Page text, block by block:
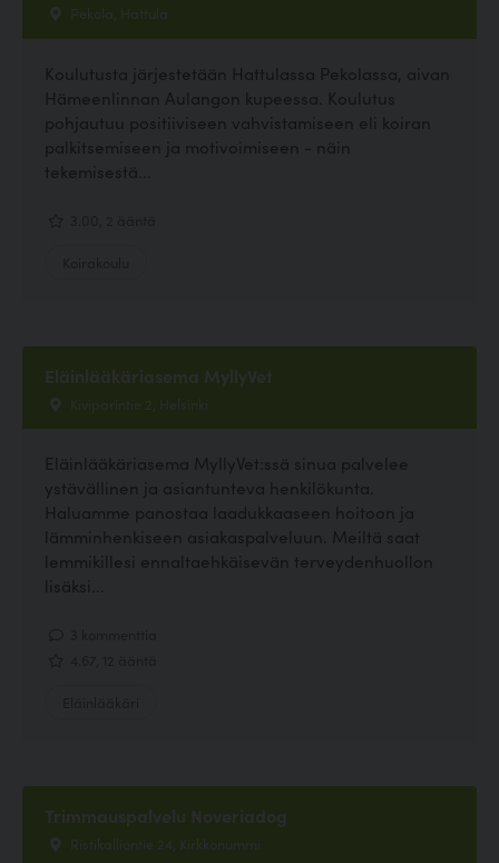
Pekola, Hattula
Koulutusta järjestetään Hattulassa Pekolassa, aivan
Hämeenlinnan Aulangon kupeessa. Koulutus
pohjautuu positiiviseen vahvistamiseen eli koiran
palkitsemiseen ja motivoimiseen - näin
tekemisestä...
Eläinlääkäriasema MyllyVet
Kiviparintie 2, Helsinki
Eläinlääkäriasema MyllyVet:ssä sinua palvelee
ystävällinen ja asiantunteva henkilökunta.
Haluamme panostaa laadukkaaseen hoitoon ja
lämminhenkiseen asiakaspalveluun. Meiltä saat
lemmikillesi ennaltaehkäisevän terveydenhuollon
lisäksi...
Trimmauspalvelu Noveriadog
Ristikalliontie 24, Kirkkonummi